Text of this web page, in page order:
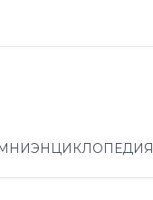
ЭНЦИКЛОПЕДИЯ